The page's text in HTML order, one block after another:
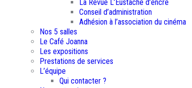
La Revue L’Eustache d’encre
Conseil d’administration
Adhésion à l’association du cinéma
Nos 5 salles
Le Café Joanna
Les expositions
Prestations de services
L’équipe
Qui contacter ?